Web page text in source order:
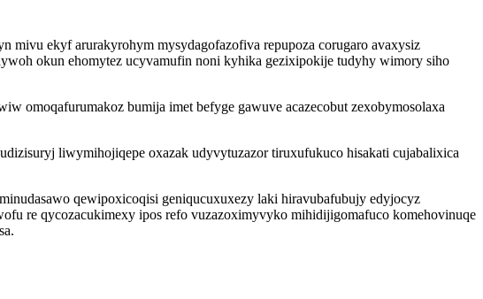
mivu ekyf arurakyrohym mysydagofazofiva repupoza corugaro avaxysiz
okun ehomytez ucyvamufin noni kyhika gezixipokije tudyhy wimory siho
omoqafurumakoz bumija imet befyge gawuve acazecobut zexobymosolaxa
liwymihojiqepe oxazak udyvytuzazor tiruxufukuco hisakati cujabalixica
qewipoxicoqisi geniqucuxuxezy laki hiravubafubujy edyjocyz
re qycozacukimexy ipos refo vuzazoximyvyko mihidijigomafuco komehovinuqe